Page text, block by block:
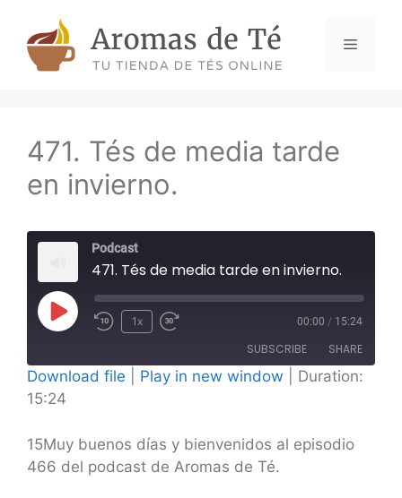
content
Menu
471. Tés de media tarde
en invierno.
Podcast
471. Tés de media tarde en invierno.
Play
1x 00:00 / 15:24
SUBSCRIBE SHARE
SHARE
LINK
Download file Play in new window
Duration:
15:24
15Muy buenos días y bienvenidos al episodio
466 del podcast de Aromas de Té.